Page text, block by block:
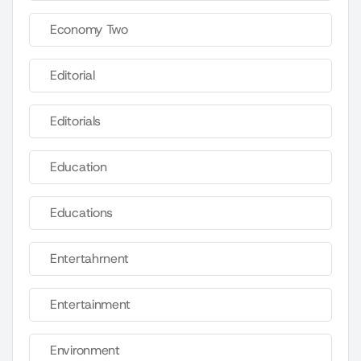
Economy Two
Editorial
Editorials
Education
Educations
Entertahrnent
Entertainment
Environment